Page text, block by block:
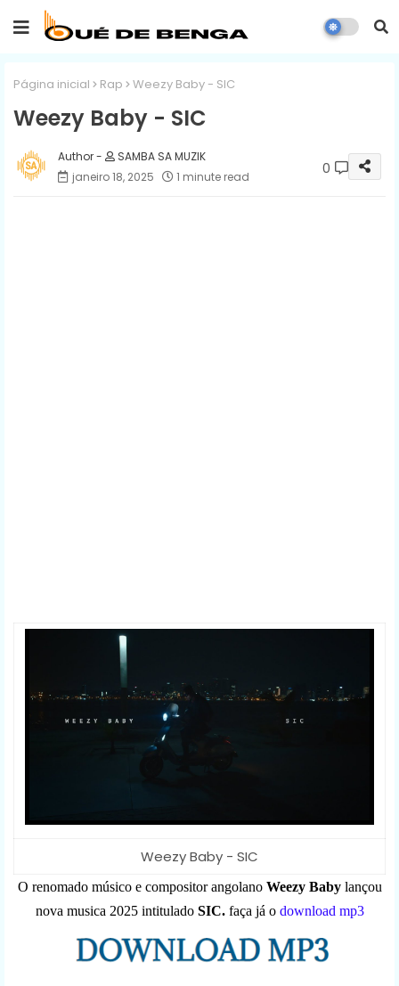
Página inicial Rap Weezy Baby - SIC
Weezy Baby - SIC
SAMBA SA MUZIK
janeiro 18, 2025
1 minute read 0
Weezy Baby - SIC
O renomado músico e compositor angolano Weezy Baby lançou
nova musica 2025 intituladoSIC. faça já o download mp3